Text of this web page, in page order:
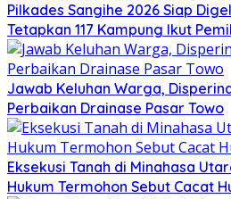
Pilkades Sangihe 2026 Siap
Tetapkan 117 Kampung Ikut
Jawab Keluhan Warga,
Perbaikan Drainase Pasar Towo
Eksekusi Tanah di Minahasa
Hukum Termohon Sebut Cacat